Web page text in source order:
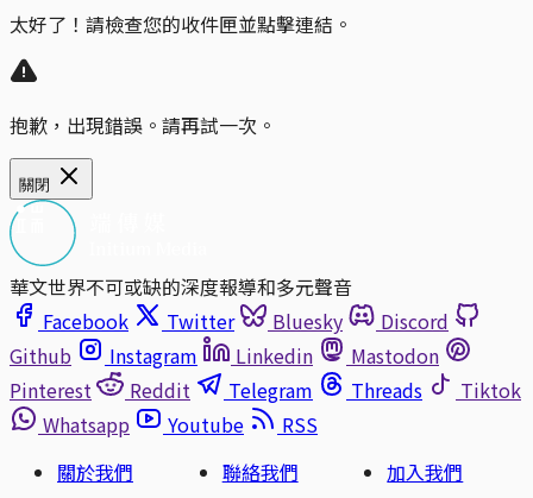
太好了！請檢查您的收件匣並點擊連結。
抱歉，出現錯誤。請再試一次。
關閉
華文世界不可或缺的深度報導和多元聲音
Facebook
Twitter Bluesky
Discord
Github
Instagram Linkedin
Mastodon
Pinterest
Reddit Telegram Threads
Tiktok
Whatsapp
Youtube
RSS
關於我們
聯絡我們
加入我們